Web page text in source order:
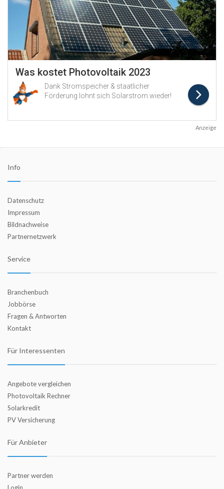
Anzeige
Info
Datenschutz
Impressum
Bildnachweise
Partnernetzwerk
Service
Branchenbuch
Jobbörse
Fragen & Antworten
Kontakt
Für Interessenten
Angebote vergleichen
Photovoltaik Rechner
Solarkredit
PV Versicherung
Für Anbieter
Partner werden